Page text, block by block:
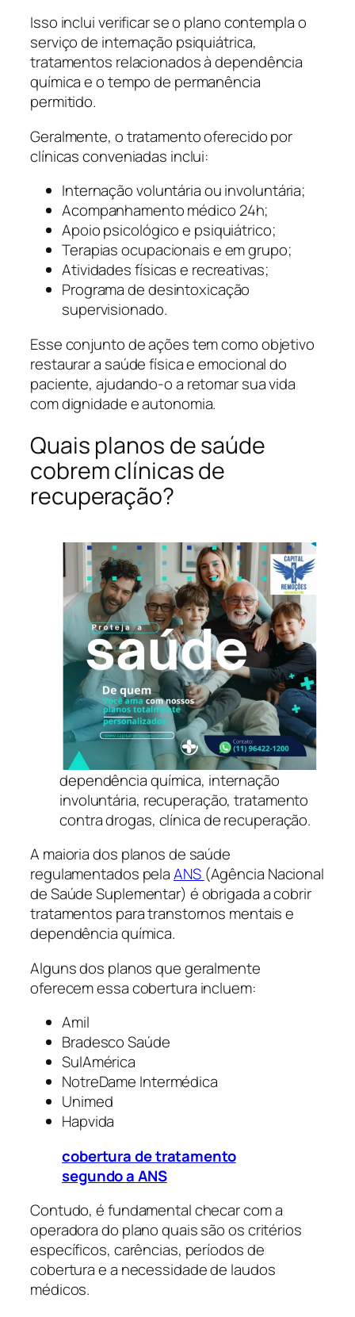
Isso inclui verificar se o plano contempla o
serviço de internação psiquiátrica,
tratamentos relacionados à dependência
química e o tempo de permanência
permitido.
Geralmente, o tratamento oferecido por
clínicas conveniadas inclui:
Internação voluntária ou involuntária;
Acompanhamento médico 24h;
Apoio psicológico e psiquiátrico;
Terapias ocupacionais e em grupo;
Atividades físicas e recreativas;
Programa de desintoxicação
supervisionado.
Esse conjunto de ações tem como objetivo
restaurar a saúde física e emocional do
paciente, ajudando-o a retomar sua vida
com dignidade e autonomia.
Quais planos de saúde
cobrem clínicas de
recuperação?
dependência química, internação
involuntária, recuperação, tratamento
contra drogas, clínica de recuperação.
A maioria dos planos de saúde
regulamentados pelaANS (Agência Nacional
de Saúde Suplementar) é obrigada a cobrir
tratamentos para transtornos mentais e
dependência química.
Alguns dos planos que geralmente
oferecem essa cobertura incluem:
Amil
Bradesco Saúde
SulAmérica
NotreDame Intermédica
Unimed
Hapvida
cobertura de tratamento
segundo a ANS
Contudo, é fundamental checar com a
operadora do plano quais são os critérios
específicos, carências, períodos de
cobertura e a necessidade de laudos
médicos.